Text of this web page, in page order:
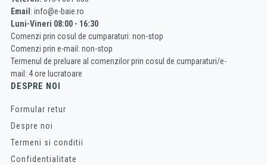
Email : info@e-baie.ro
Luni-Vineri 08:00 - 16:30
Comenzi prin cosul de cumparaturi: non-stop
Comenzi prin e-mail: non-stop
Termenul de preluare al comenzilor prin cosul de cumparaturi/e-
mail: 4 ore lucratoare
DESPRE NOI
Formular retur
Despre noi
Termeni si conditii
Confidentialitate